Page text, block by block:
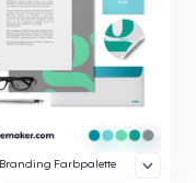
Farbpalette